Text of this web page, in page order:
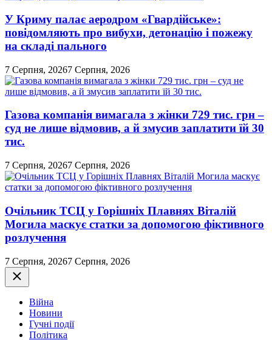
У Криму палає аеродром «Гвардійське»:
повідомляють про вибухи, детонацію і пожежу
на складі пального
7 Серпня, 20267 Серпня, 2026
Газова компанія вимагала з жінки 729 тис. грн –
суд не лише відмовив, а й змусив заплатити їй 30
тис.
7 Серпня, 20267 Серпня, 2026
Очільник ТСЦ у Горішніх Плавнях Віталій
Могила маскує статки за допомогою фіктивного
розлучення
7 Серпня, 20267 Серпня, 2026
Закрити
Війна
Новини
Гучні події
Політика